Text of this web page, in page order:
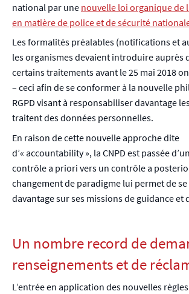
national par une nouvelle loi organique de
en matière de police et de sécurité
Les formalités préalables (notifications et
les organismes devaient introduire auprès
certains traitements avant le 25 mai 2018
– ceci afin de se conformer à la nouvelle
RGPD visant à responsabiliser davantage
traitent des données personnelles.
En raison de cette nouvelle approche dite
d’« accountability », la CNPD est passée
contrôle a priori vers un contrôle a
changement de paradigme lui permet de
davantage sur ses missions de guidance et
Un nombre record de
renseignements et de
L’entrée en application des nouvelles